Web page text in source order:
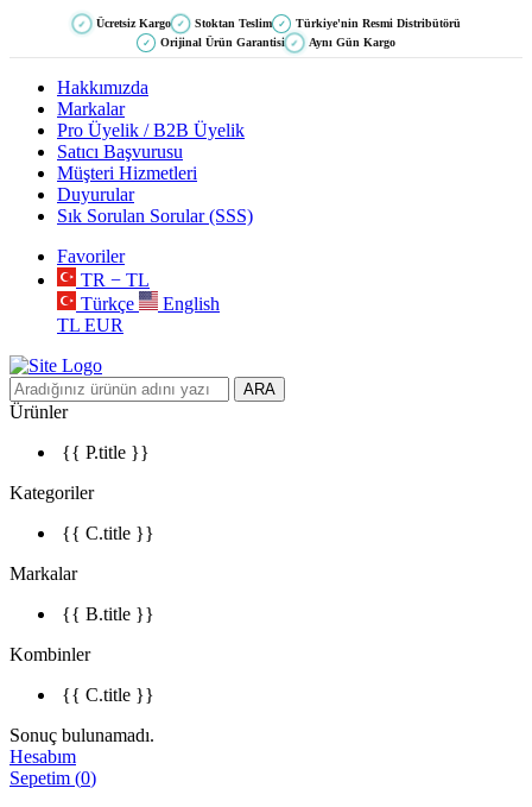
✓ Ücretsiz Kargo ✓ Stoktan Teslim ✓ Türkiye'nin Resmi Distribütörü
✓ Orijinal Ürün Garantisi ✓ Aynı Gün Kargo
Hakkımızda
Markalar
Pro Üyelik / B2B Üyelik
Satıcı Başvurusu
Müşteri Hizmetleri
Duyurular
Sık Sorulan Sorular (SSS)
Favoriler
TR − TL
Türkçe
English
TL EUR
ARA
Ürünler
{{ P.title }}
Kategoriler
{{ C.title }}
Markalar
{{ B.title }}
Kombinler
{{ C.title }}
Sonuç bulunamadı.
Hesabım
Sepetim (0)